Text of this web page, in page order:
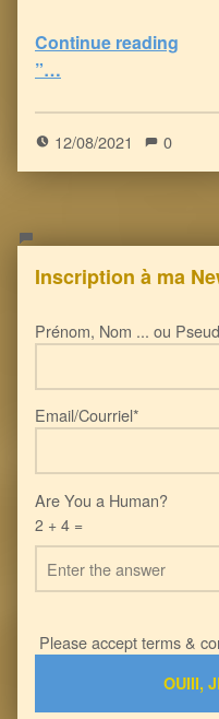
Continue reading
”…
12/08/2021 0
Inscription à ma
Prénom, Nom ... ou
Email/Courriel*
Are You a Human?
2 + 4 =
Please accept terms &